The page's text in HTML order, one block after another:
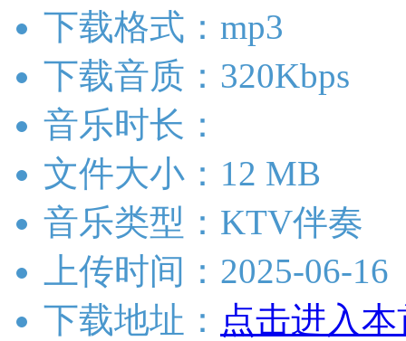
下载格式：mp3
下载音质：320Kbps
音乐时长：
文件大小：12 MB
音乐类型：KTV伴奏
上传时间：2025-06-16
下载地址： 点击进入